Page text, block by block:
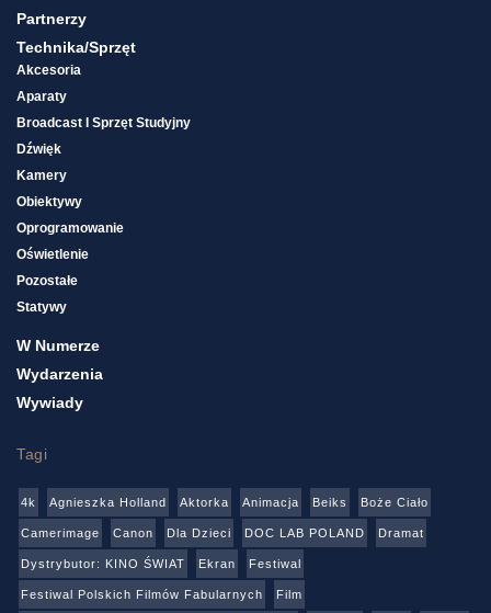
Partnerzy
Technika/sprzęt
Akcesoria
Aparaty
Broadcast I Sprzęt Studyjny
Dźwięk
Kamery
Obiektywy
Oprogramowanie
Oświetlenie
Pozostałe
Statywy
W Numerze
Wydarzenia
Wywiady
Tagi
4k Agnieszka Holland Aktorka Animacja Beiks Boże Ciało
Camerimage Canon Dla Dzieci DOC LAB POLAND Dramat
Dystrybutor: KINO ŚWIAT Ekran Festiwal
Festiwal Polskich Filmów Fabularnych Film